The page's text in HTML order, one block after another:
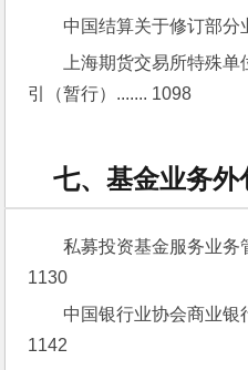
中国结算关于修订部分
上海期货交易所特殊
引（暂行）....... 1098
七、基金业务
私募投资基金服务业务
1130
中国银行业协会商业银
1142